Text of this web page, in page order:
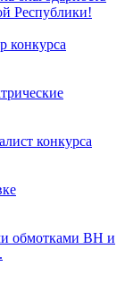
Республики!
конкурса
конкурса
обмотками ВН и